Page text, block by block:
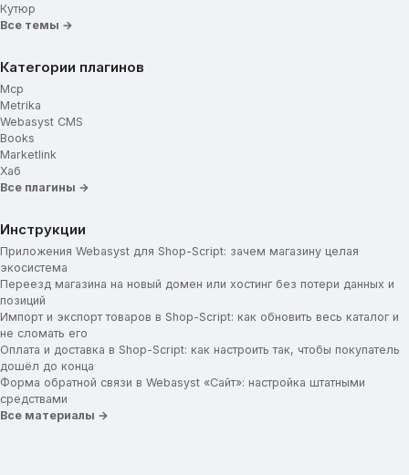
Навигационное меню
Содержание вспомогательного меню
Главная страница
Блоки для отображения
Вариант отображения
Тип слайдера
Информация о магазине
Новостная лента
Популярные категории
Товар дня
Бренды
Название брендов
Заголовок для брендов
Логотипы брендов
Кутюр
Все темы →
Категории плагинов
Mcp
Metrika
Webasyst CMS
Books
Marketlink
Хаб
Все плагины →
Инструкции
Приложения Webasyst для Shop-Script: зачем магазину целая
экосистема
Переезд магазина на новый домен или хостинг без потери данных и
позиций
Импорт и экспорт товаров в Shop-Script: как обновить весь каталог и
не сломать его
Оплата и доставка в Shop-Script: как настроить так, чтобы покупатель
дошёл до конца
Форма обратной связи в Webasyst «Сайт»: настройка штатными
средствами
Все материалы →